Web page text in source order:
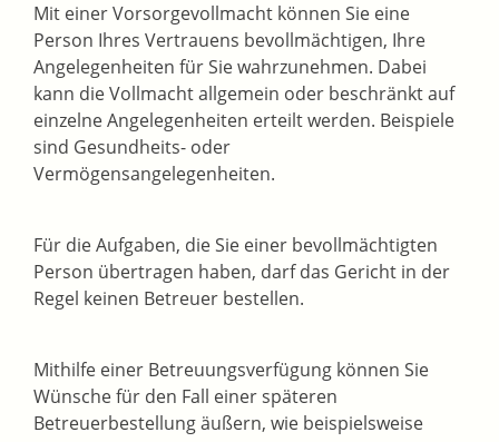
Mit einer Vorsorgevollmacht können Sie eine
Person Ihres Vertrauens bevollmächtigen, Ihre
Angelegenheiten für Sie wahrzunehmen. Dabei
kann die Vollmacht allgemein oder beschränkt auf
einzelne Angelegenheiten erteilt werden. Beispiele
sind Gesundheits- oder
Vermögensangelegenheiten.
Für die Aufgaben, die Sie einer bevollmächtigten
Person übertragen haben, darf das Gericht in der
Regel keinen Betreuer bestellen.
Mithilfe einer Betreuungsverfügung können Sie
Wünsche für den Fall einer späteren
Betreuerbestellung äußern, wie beispielsweise